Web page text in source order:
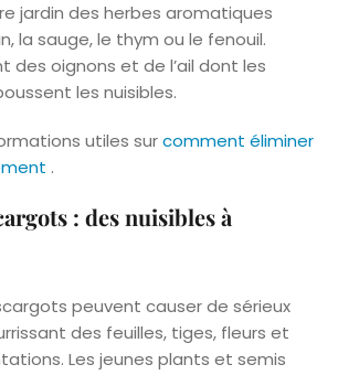
jardin des herbes aromatiques
la sauge, le thym ou le fenouil.
des oignons et de l’ail dont les
les nuisibles.
utiles surcomment éliminer
.
: des nuisibles à
peuvent causer de sérieux
des feuilles, tiges, fleurs et
Les jeunes plants et semis